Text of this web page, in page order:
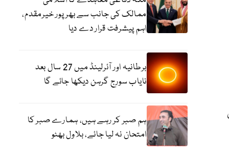
ممالک کی جانب سے بھرپور خیرمقدم،
اہم پیشرفت قرار دے دیا
برطانیہ اور آئرلینڈ میں 27 سال بعد
نایاب سورج گرہن دیکھا جائے گا
ہم صبر کر رہے ہیں، ہمارے صبر کا
امتحان نہ لیا جائے، بلاول بھٹو